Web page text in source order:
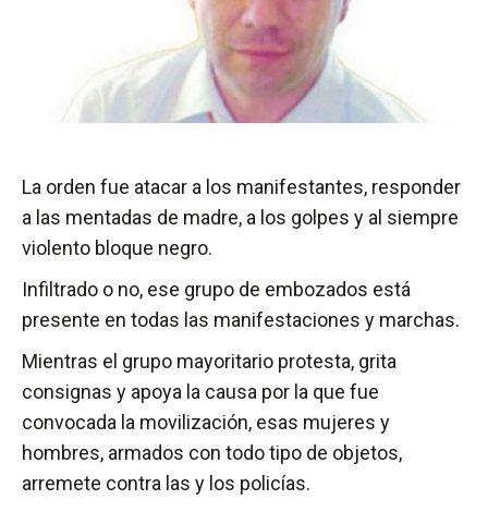
La orden fue atacar a los manifestantes, responder
a las mentadas de madre, a los golpes y al siempre
violento bloque negro.
Infiltrado o no, ese grupo de embozados está
presente en todas las manifestaciones y marchas.
Mientras el grupo mayoritario protesta, grita
consignas y apoya la causa por la que fue
convocada la movilización, esas mujeres y
hombres, armados con todo tipo de objetos,
arremete contra las y los policías.